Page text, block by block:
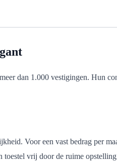
dan 1.000 vestigingen. Hun
Voor een vast bedrag per
toestel vrij door de ruime